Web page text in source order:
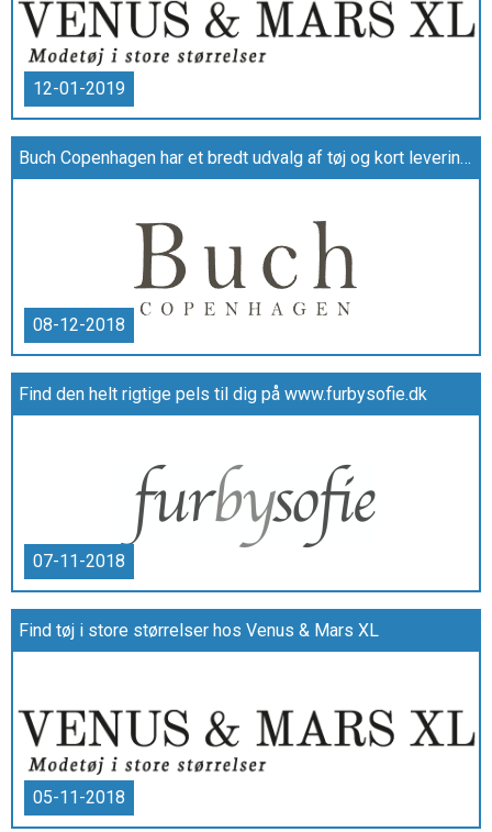
12-01-2019
Buch Copenhagen har et bredt udvalg af tøj og kort leveringstid
08-12-2018
Find den helt rigtige pels til dig på www.furbysofie.dk
07-11-2018
Find tøj i store størrelser hos Venus & Mars XL
05-11-2018